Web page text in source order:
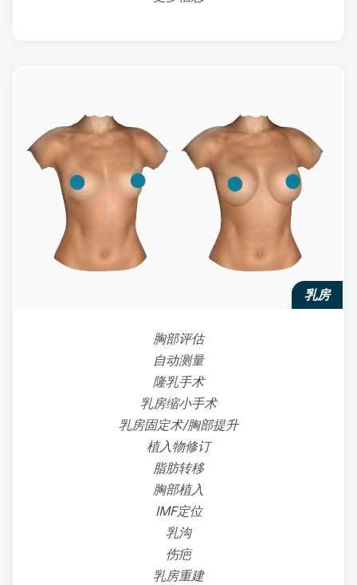
乳房
胸部评估
自动测量
隆乳手术
乳房缩小手术
乳房固定术/胸部提升
植入物修订
脂肪转移
胸部植入
IMF定位
乳沟
伤疤
乳房重建